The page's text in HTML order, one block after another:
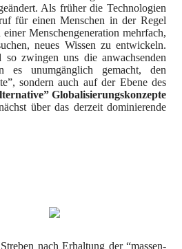
Als früher die Technologien
für einen Menschen in der Regel
Menschengeneration mehrfach,
neues Wissen zu entwickeln.
zwingen uns die anwachsenden
es unumgänglich gemacht, den
sondern auch auf der Ebene des
Globalisierungskonzepte
über das derzeit dominierende
nach Erhaltung der “massen-